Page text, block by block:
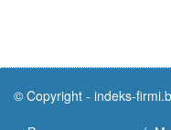
© Copyright - indeks-